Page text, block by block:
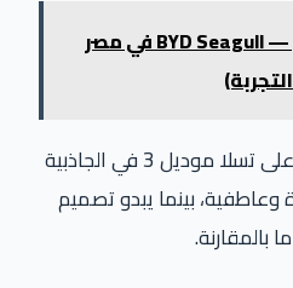
تقرير شامل — BYD Seagull في مصر
بصراحة، تتفوق BYD Seal على تسلا موديل 3 في الجاذبية
وعاطفية، بينما يبدو تصميم
بالمقارنة.